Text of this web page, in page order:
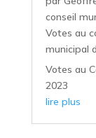
conseil
Votes au
municipal
Votes au
2023
lire plus